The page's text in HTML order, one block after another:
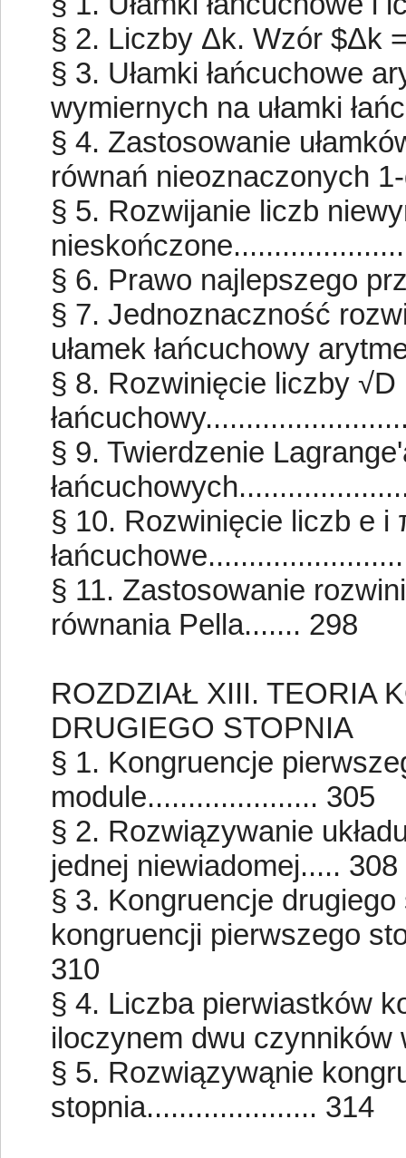
§ 2. Liczby Δk. Wzór $Δk
§ 3. Ułamki łańcuchowe
wymiernych na ułamki
§ 4. Zastosowanie
równań nieoznaczonych
§ 5. Rozwijanie liczb
§ 6. Prawo najlepszego
§ 7. Jednoznaczność
ułamek łańcuchowy
§ 8. Rozwinięcie liczby √D
§ 9. Twierdzenie
§ 10. Rozwinięcie liczb e i
§ 11. Zastosowanie
równania Pella....... 298
ROZDZIAŁ XIII. TEORIA
DRUGIEGO STOPNIA
§ 1. Kongruencje
module..................... 305
§ 2. Rozwiązywanie
jednej niewiadomej..... 308
§ 3. Kongruencje
kongruencji pierwszego
310
§ 4. Liczba pierwiastków
iloczynem dwu
§ 5. Rozwiązywąnie
stopnia..................... 314